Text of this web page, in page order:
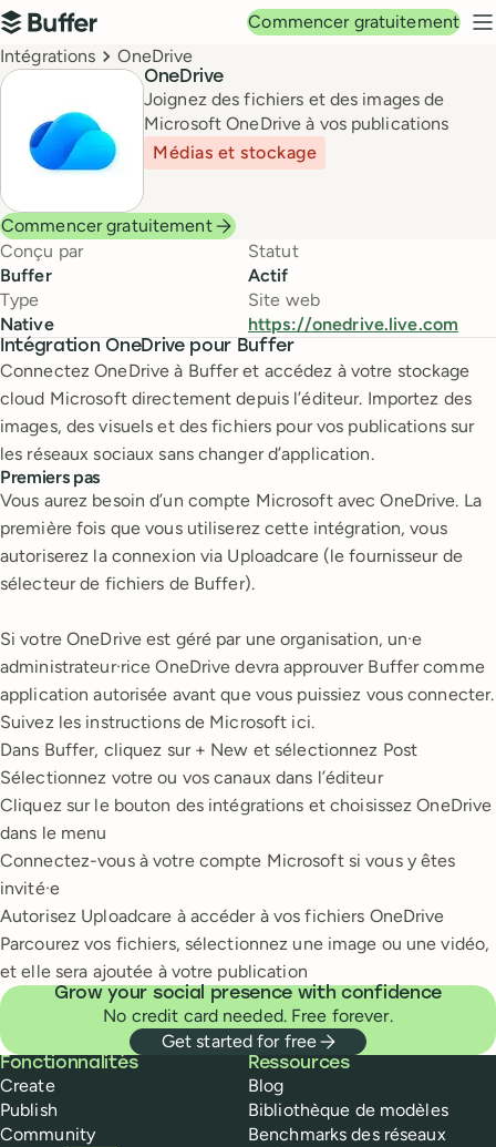
Navigation principale
Buffer
Commencer gratuitement
Breadcrumbs
Intégrations OneDrive
OneDrive
Joignez des fichiers et des images de
Microsoft OneDrive à vos publications
Médias et stockage
Commencer gratuitement
Conçu par
Buffer
Statut
Actif
Type
Native
Site web
https://onedrive.live.com
Intégration OneDrive pour Buffer
Connectez OneDrive à Buffer et accédez à votre stockage
cloud Microsoft directement depuis l’éditeur. Importez des
images, des visuels et des fichiers pour vos publications sur
les réseaux sociaux sans changer d’application.
Premiers pas
Vous aurez besoin d’un compte Microsoft avec OneDrive. La
première fois que vous utiliserez cette intégration, vous
autoriserez la connexion via Uploadcare (le fournisseur de
sélecteur de fichiers de Buffer).
Si votre OneDrive est géré par une organisation, un·e
administrateur·rice OneDrive devra approuver Buffer comme
application autorisée avant que vous puissiez vous connecter.
Suivez les instructions de Microsoft ici.
Dans Buffer, cliquez sur + New et sélectionnez Post
Sélectionnez votre ou vos canaux dans l’éditeur
Cliquez sur le bouton des intégrations et choisissez OneDrive
dans le menu
Connectez-vous à votre compte Microsoft si vous y êtes
invité·e
Autorisez Uploadcare à accéder à vos fichiers OneDrive
Parcourez vos fichiers, sélectionnez une image ou une vidéo,
et elle sera ajoutée à votre publication
Grow your social presence with confidence
No credit card needed. Free forever.
Get started for free
Buffer
Fonctionnalités
Create
Publish
Community
Ressources
Blog
Bibliothèque de modèles
Benchmarks des réseaux